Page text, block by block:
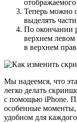
Теперь можно
выделять
По окончании
верхнем левом
в верхнем
Мы надеемся, что
легко делать
с помощью iPhone.
особенные моменты,
удобном для